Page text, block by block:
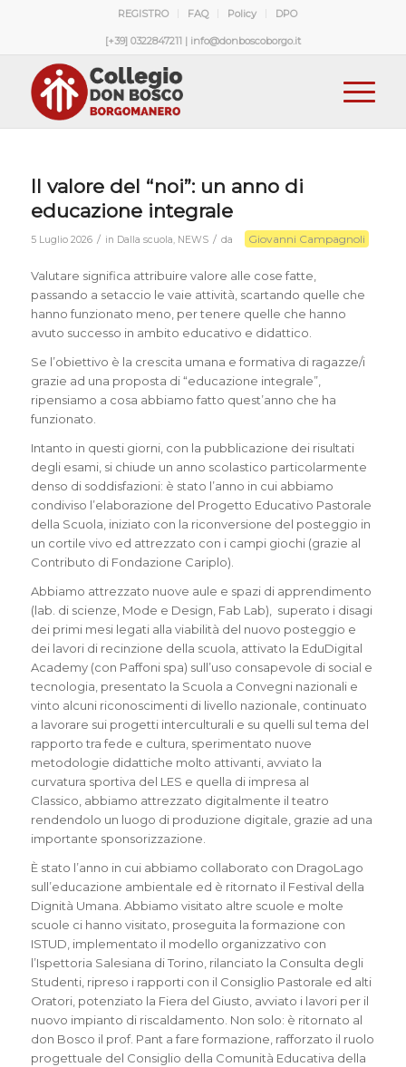
REGISTRO FAQ Policy DPO
[+39] 0322847211 | info@donboscoborgo.it
Il valore del “noi”: un anno di
educazione integrale
5 Luglio 2026 / in Dalla scuola, NEWS / da Giovanni Campagnoli
Valutare significa attribuire valore alle cose fatte,
passando a setaccio le vaie attività, scartando quelle che
hanno funzionato meno, per tenere quelle che hanno
avuto successo in ambito educativo e didattico.
Se l’obiettivo è la crescita umana e formativa di ragazze/i
grazie ad una proposta di “educazione integrale”,
ripensiamo a cosa abbiamo fatto quest’anno che ha
funzionato.
Intanto in questi giorni, con la pubblicazione dei risultati
degli esami, si chiude un anno scolastico particolarmente
denso di soddisfazioni: è stato l’anno in cui abbiamo
condiviso l’elaborazione del Progetto Educativo Pastorale
della Scuola, iniziato con la riconversione del posteggio in
un cortile vivo ed attrezzato con i campi giochi (grazie al
Contributo di Fondazione Cariplo).
Abbiamo attrezzato nuove aule e spazi di apprendimento
(lab. di scienze, Mode e Design, Fab Lab), superato i disagi
dei primi mesi legati alla viabilità del nuovo posteggio e
dei lavori di recinzione della scuola, attivato la EduDigital
Academy (con Paffoni spa) sull’uso consapevole di social e
tecnologia, presentato la Scuola a Convegni nazionali e
vinto alcuni riconoscimenti di livello nazionale, continuato
a lavorare sui progetti interculturali e su quelli sul tema del
rapporto tra fede e cultura, sperimentato nuove
metodologie didattiche molto attivanti, avviato la
curvatura sportiva del LES e quella di impresa al
Classico, abbiamo attrezzato digitalmente il teatro
rendendolo un luogo di produzione digitale, grazie ad una
importante sponsorizzazione.
È stato l’anno in cui abbiamo collaborato con DragoLago
sull’educazione ambientale ed è ritornato il Festival della
Dignità Umana. Abbiamo visitato altre scuole e molte
scuole ci hanno visitato, proseguita la formazione con
ISTUD, implementato il modello organizzativo con
l’Ispettoria Salesiana di Torino, rilanciato la Consulta degli
Studenti, ripreso i rapporti con il Consiglio Pastorale ed alti
Oratori, potenziato la Fiera del Giusto, avviato i lavori per il
nuovo impianto di riscaldamento. Non solo: è ritornato al
don Bosco il prof. Pant a fare formazione, rafforzato il ruolo
progettuale del Consiglio della Comunità Educativa della